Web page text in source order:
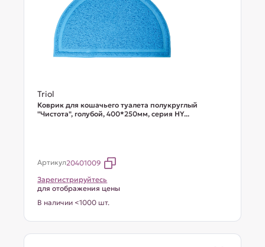
Triol
Коврик для кошачьего туалета полукруглый
"Чистота", голубой, 400*250мм, серия HY...
Артикул20401009
Зарегистрируйтесь
для отображения цены
В наличии <1000 шт.